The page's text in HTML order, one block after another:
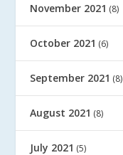
November 2021 (8)
October 2021 (6)
September 2021 (8)
August 2021 (8)
July 2021 (5)